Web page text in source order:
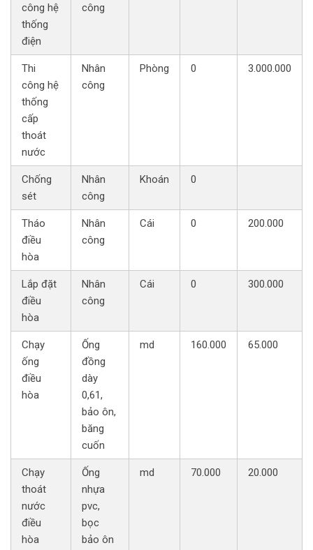
công hệ
thống
điện
công
Thi
công hệ
thống
cấp
thoát
nước
Nhân
công
Phòng 0 3.000.000
Chống
sét
Nhân
công
Khoán 0
Tháo
điều
hòa
Nhân
công
Cái 0 200.000
Lắp đặt
điều
hòa
Nhân
công
Cái 0 300.000
Chạy
ống
điều
hòa
Ống
đồng
dày
0,61,
bảo ôn,
băng
cuốn
md 160.000 65.000
Chạy
thoát
nước
điều
hòa
Ống
nhựa
pvc,
bọc
bảo ôn
md 70.000 20.000